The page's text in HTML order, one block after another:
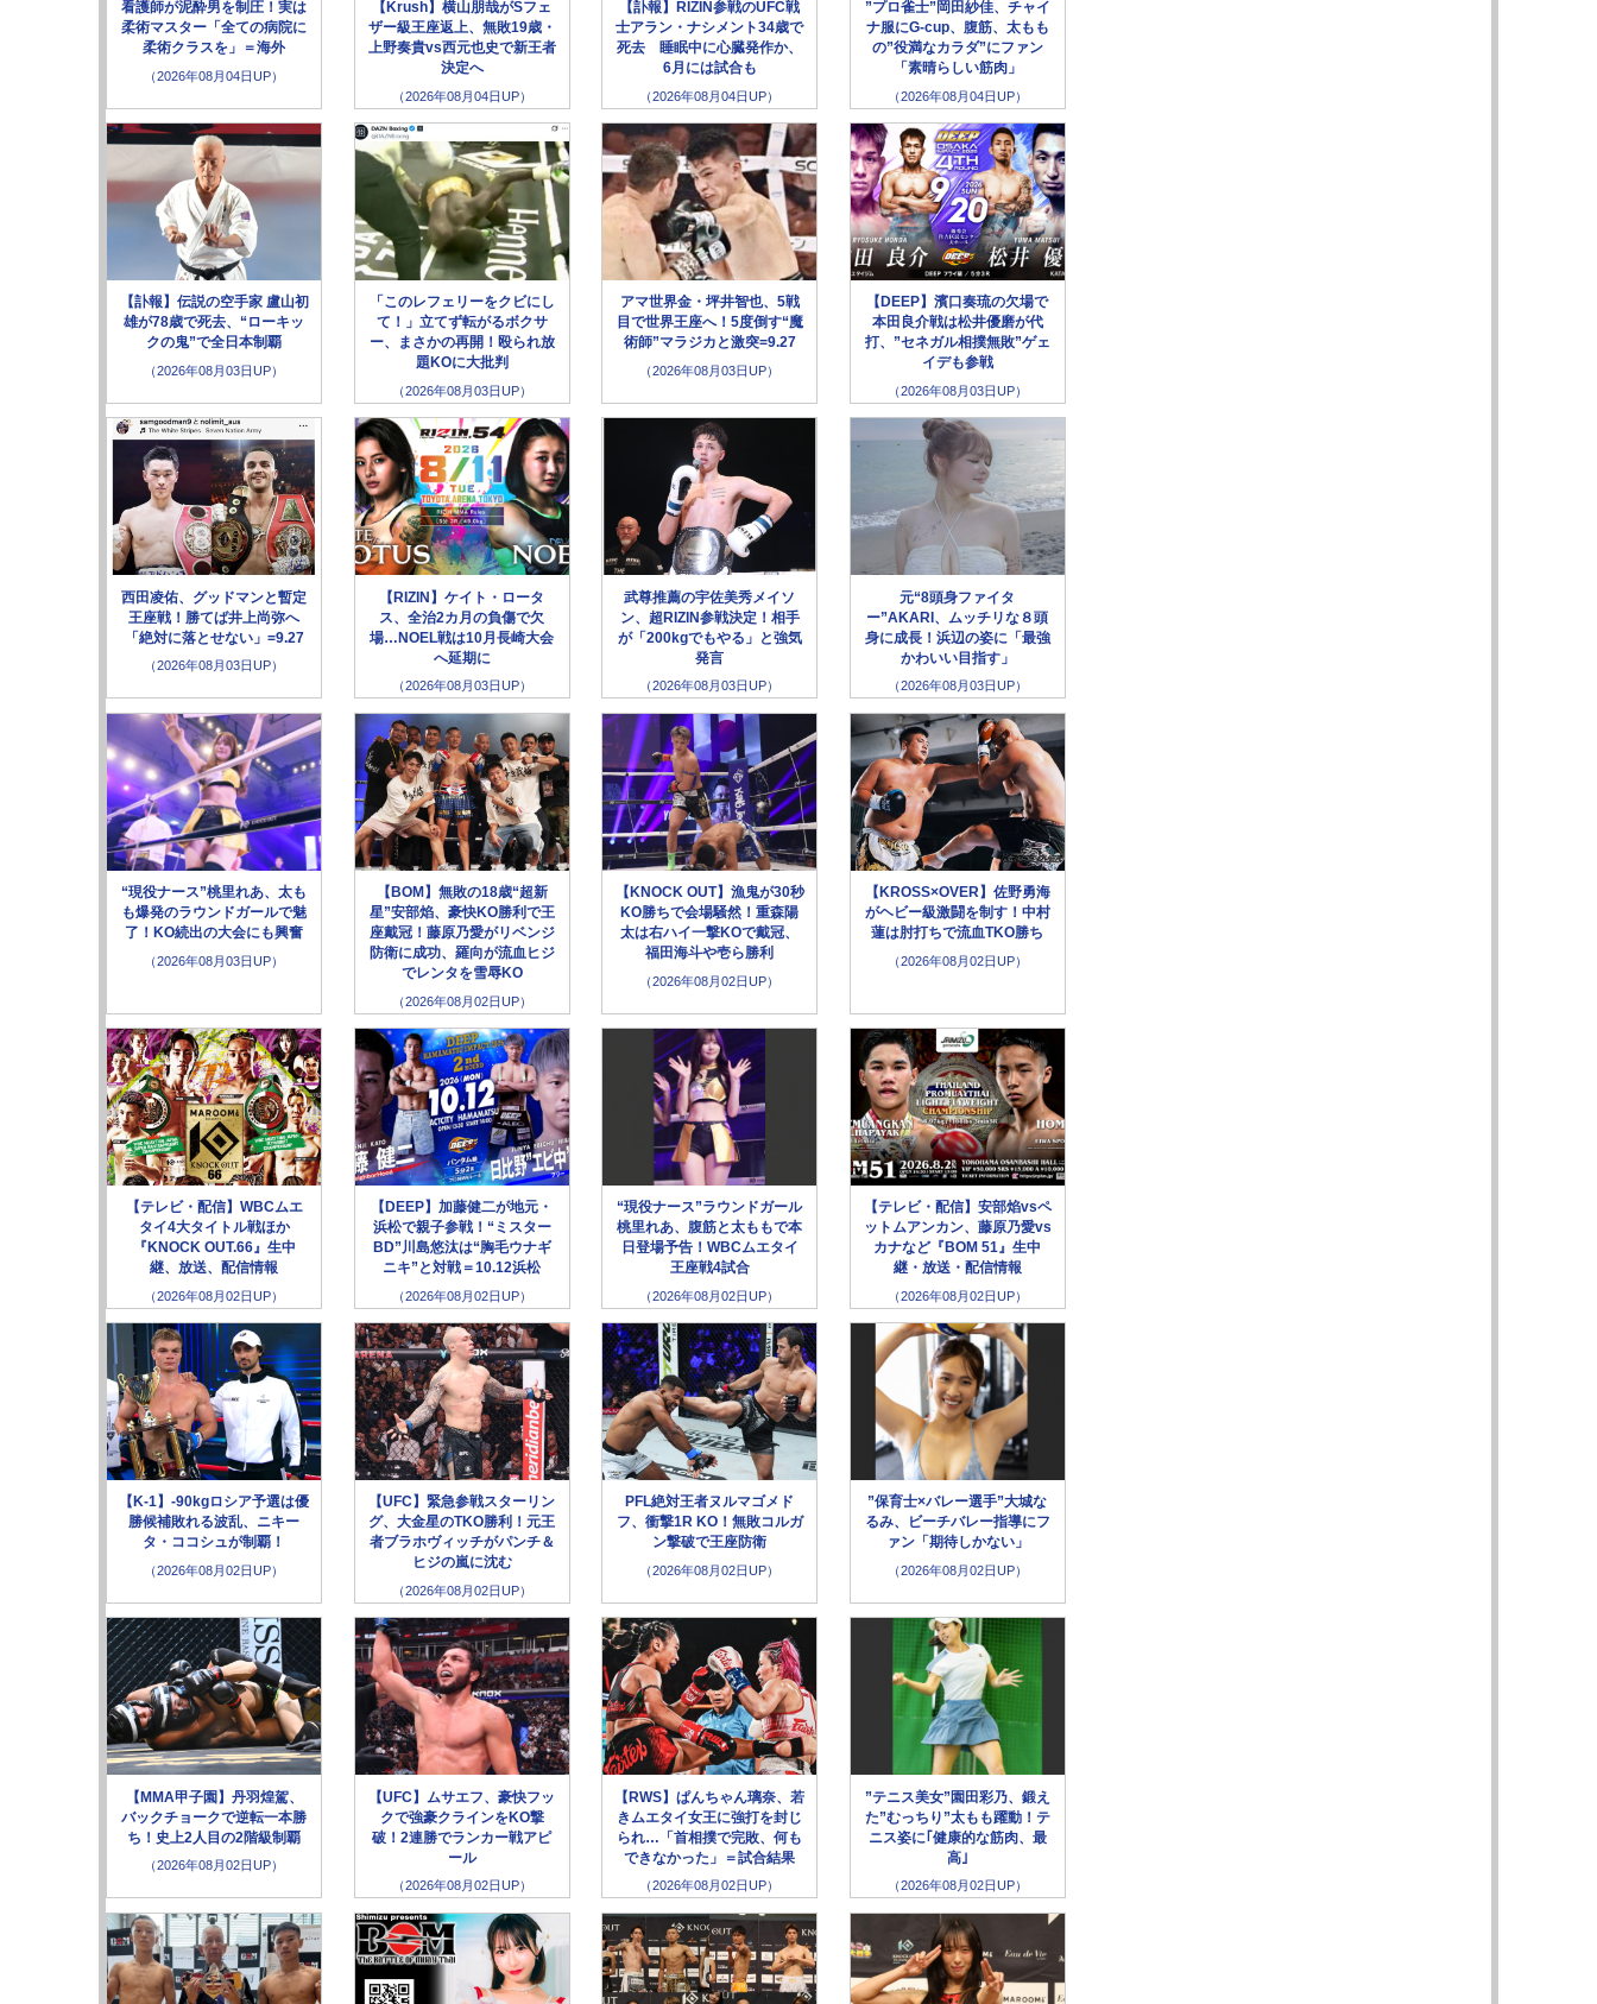
看護師が泥酔男を制圧！実は
柔術マスター「全ての病院に
柔術クラスを」＝海外
（2026年08月04日UP）
【Krush】横山朋哉がSフェ
ザー級王座返上、無敗19歳・
上野奏貴vs西元也史で新王者
決定へ
（2026年08月04日UP）
【訃報】RIZIN参戦のUFC戦
士アラン・ナシメント34歳で
死去 睡眠中に心臓発作か、
6月には試合も
（2026年08月04日UP）
”プロ雀士”岡田紗佳、チャイ
ナ服にG-cup、腹筋、太もも
の”役満なカラダ”にファン
「素晴らしい筋肉」
（2026年08月04日UP）
【訃報】伝説の空手家 盧山初
雄が78歳で死去、“ローキッ
クの鬼”で全日本制覇
（2026年08月03日UP）
「このレフェリーをクビにし
て！」立てず転がるボクサ
ー、まさかの再開！殴られ放
題KOに大批判
（2026年08月03日UP）
アマ世界金・坪井智也、5戦
目で世界王座へ！5度倒す“魔
術師”マラジカと激突=9.27
（2026年08月03日UP）
【DEEP】濱口奏琉の欠場で
本田良介戦は松井優磨が代
打、”セネガル相撲無敗”ゲェ
イデも参戦
（2026年08月03日UP）
西田凌佑、グッドマンと暫定
王座戦！勝てば井上尚弥へ
「絶対に落とせない」=9.27
（2026年08月03日UP）
【RIZIN】ケイト・ロータ
ス、全治2カ月の負傷で欠
場…NOEL戦は10月長崎大会
へ延期に
（2026年08月03日UP）
武尊推薦の宇佐美秀メイソ
ン、超RIZIN参戦決定！相手
が「200kgでもやる」と強気
発言
（2026年08月03日UP）
元“8頭身ファイタ
ー”AKARI、ムッチリな８頭
身に成長！浜辺の姿に「最強
かわいい目指す」
（2026年08月03日UP）
“現役ナース”桃里れあ、太も
も爆発のラウンドガールで魅
了！KO続出の大会にも興奮
（2026年08月03日UP）
【BOM】無敗の18歳“超新
星”安部焰、豪快KO勝利で王
座戴冠！藤原乃愛がリベンジ
防衛に成功、羅向が流血ヒジ
でレンタを雪辱KO
（2026年08月02日UP）
【KNOCK OUT】漁鬼が30秒
KO勝ちで会場騒然！重森陽
太は右ハイ一撃KOで戴冠、
福田海斗や壱ら勝利
（2026年08月02日UP）
【KROSS×OVER】佐野勇海
がヘビー級激闘を制す！中村
蓮は肘打ちで流血TKO勝ち
（2026年08月02日UP）
【テレビ・配信】WBCムエ
タイ4大タイトル戦ほか
『KNOCK OUT.66』生中
継、放送、配信情報
（2026年08月02日UP）
【DEEP】加藤健二が地元・
浜松で親子参戦！“ミスター
BD”川島悠汰は“胸毛ウナギ
ニキ”と対戦＝10.12浜松
（2026年08月02日UP）
“現役ナース”ラウンドガール
桃里れあ、腹筋と太ももで本
日登場予告！WBCムエタイ
王座戦4試合
（2026年08月02日UP）
【テレビ・配信】安部焰vsペ
ットムアンカン、藤原乃愛vs
カナなど『BOM 51』生中
継・放送・配信情報
（2026年08月02日UP）
【K-1】-90kgロシア予選は優
勝候補敗れる波乱、ニキー
タ・ココシュが制覇！
（2026年08月02日UP）
【UFC】緊急参戦スターリン
グ、大金星のTKO勝利！元王
者ブラホヴィッチがパンチ＆
ヒジの嵐に沈む
（2026年08月02日UP）
PFL絶対王者ヌルマゴメド
フ、衝撃1R KO！無敗コルガ
ン撃破で王座防衛
（2026年08月02日UP）
”保育士×バレー選手”大城な
るみ、ビーチバレー指導にフ
ァン「期待しかない」
（2026年08月02日UP）
【MMA甲子園】丹羽煌駕、
バックチョークで逆転一本勝
ち！史上2人目の2階級制覇
（2026年08月02日UP）
【UFC】ムサエフ、豪快フッ
クで強豪クラインをKO撃
破！2連勝でランカー戦アピ
ール
（2026年08月02日UP）
【RWS】ぱんちゃん璃奈、若
きムエタイ女王に強打を封じ
られ…「首相撲で完敗、何も
できなかった」＝試合結果
（2026年08月02日UP）
”テニス美女”園田彩乃、鍛え
た”むっちり”太もも躍動！テ
ニス姿に｢健康的な筋肉、最
高｣
（2026年08月02日UP）